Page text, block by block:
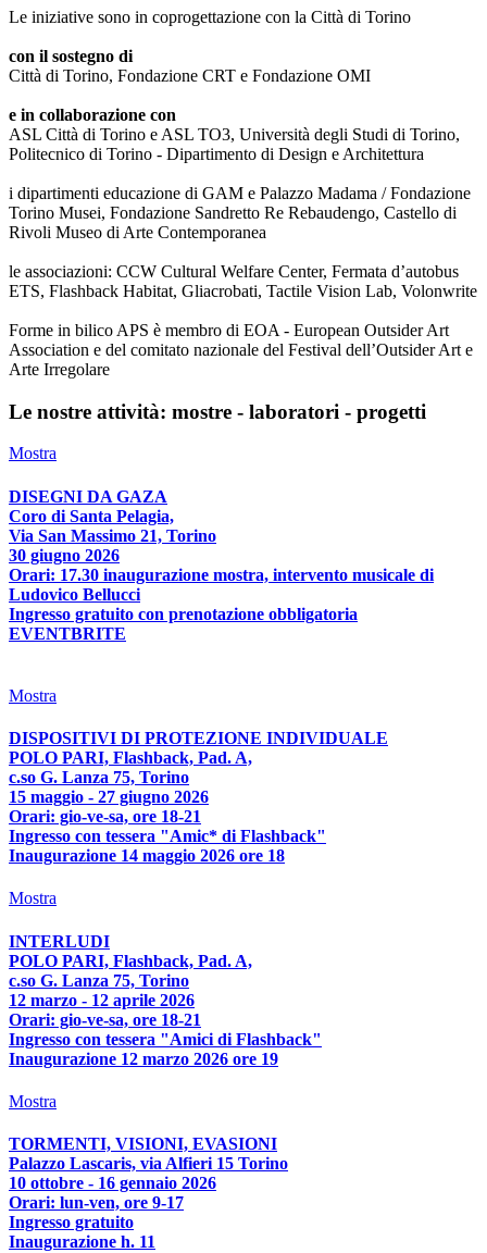
Le iniziative sono in coprogettazione con la Città di Torino
con il sostegno di
Città di Torino, Fondazione CRT e Fondazione OMI
e in collaborazione con
ASL Città di Torino e ASL TO3, Università degli Studi di Torino,
Politecnico di Torino - Dipartimento di Design e Architettura
i dipartimenti educazione di GAM e Palazzo Madama / Fondazione
Torino Musei, Fondazione Sandretto Re Rebaudengo, Castello di
Rivoli Museo di Arte Contemporanea
le associazioni: CCW Cultural Welfare Center, Fermata d’autobus
ETS, Flashback Habitat, Gliacrobati, Tactile Vision Lab, Volonwrite
Forme in bilico APS è membro di EOA - European Outsider Art
Association e del comitato nazionale del Festival dell’Outsider Art e
Arte Irregolare
Le nostre attività: mostre - laboratori - progetti
Mostra
DISEGNI DA GAZA
Coro di Santa Pelagia,
Via San Massimo 21, Torino
30 giugno 2026
Orari: 17.30 inaugurazione mostra, intervento musicale di
Ludovico Bellucci
Ingresso gratuito con prenotazione obbligatoria
EVENTBRITE
Mostra
DISPOSITIVI DI PROTEZIONE INDIVIDUALE
POLO PARI, Flashback, Pad. A,
c.so G. Lanza 75, Torino
15 maggio - 27 giugno 2026
Orari: gio-ve-sa, ore 18-21
Ingresso con tessera "Amic* di Flashback"
Inaugurazione 14 maggio 2026 ore 18
Mostra
INTERLUDI
POLO PARI, Flashback, Pad. A,
c.so G. Lanza 75, Torino
12 marzo - 12 aprile 2026
Orari: gio-ve-sa, ore 18-21
Ingresso con tessera "Amici di Flashback"
Inaugurazione 12 marzo 2026 ore 19
Mostra
TORMENTI, VISIONI, EVASIONI
Palazzo Lascaris, via Alfieri 15 Torino
10 ottobre - 16 gennaio 2026
Orari: lun-ven, ore 9-17
Ingresso gratuito
Inaugurazione h. 11